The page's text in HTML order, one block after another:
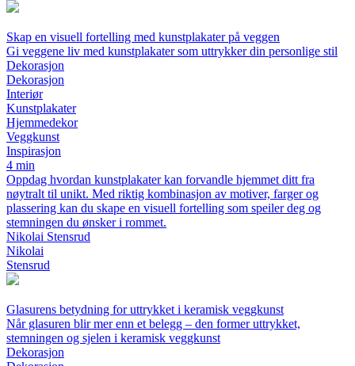
Skap en visuell fortelling med kunstplakater på veggen
Gi veggene liv med kunstplakater som uttrykker din personlige stil
Dekorasjon
Dekorasjon
Interiør
Kunstplakater
Hjemmedekor
Veggkunst
Inspirasjon
4 min
Oppdag hvordan kunstplakater kan forvandle hjemmet ditt fra
nøytralt til unikt. Med riktig kombinasjon av motiver, farger og
plassering kan du skape en visuell fortelling som speiler deg og
stemningen du ønsker i rommet.
Nikolai Stensrud
Nikolai
Stensrud
Glasurens betydning for uttrykket i keramisk veggkunst
Når glasuren blir mer enn et belegg – den former uttrykket,
stemningen og sjelen i keramisk veggkunst
Dekorasjon